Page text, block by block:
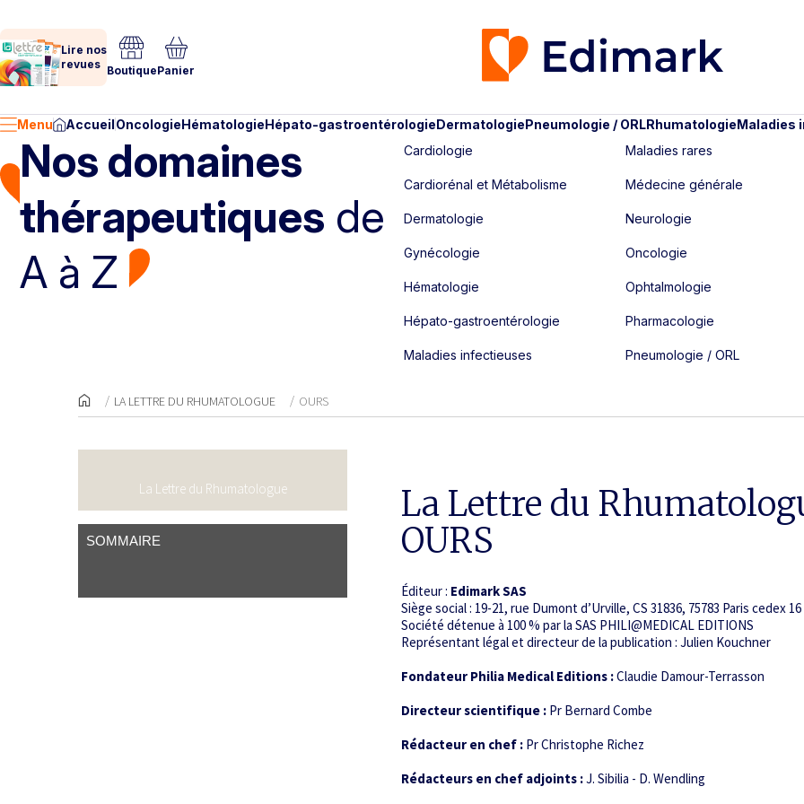
Lire nos
revues BoutiquePanier
Menu AccueilOncologieHématologieHépato-gastroentérologieDermatologiePneumologie / ORLRhumatologieMaladies
Nos domaines
thérapeutiques de
A à Z
Cardiologie
Cardiorénal et Métabolisme
Dermatologie
Gynécologie
Hématologie
Hépato-gastroentérologie
Maladies infectieuses
Maladies rares
Médecine générale
Neurologie
Oncologie
Ophtalmologie
Pharmacologie
Pneumologie / ORL
LA LETTRE DU RHUMATOLOGUE OURS
La Lettre du Rhumatologue
SOMMAIRE
La Lettre du
OURS
Éditeur : Edimark SAS
Siège social : 19-21, rue Dumont d’Urville, CS 31836, 75783 Paris cedex 16
Société détenue à 100 % par la SAS PHILI@MEDICAL EDITIONS
Représentant légal et directeur de la publication : Julien Kouchner
Fondateur Philia Medical Editions :Claudie Damour-Terrasson
Directeur scientifique : Pr Bernard Combe
Rédacteur en chef : Pr Christophe Richez
Rédacteurs en chef adjoints :J. Sibilia - D. Wendling